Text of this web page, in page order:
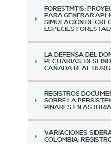
FORESTMTIS:
PARA GENERAR
SIMULACIÓN DE
ESPECIES
LA DEFENSA DEL
PECUARIAS:
CAÑADA REAL
REGISTROS
SOBRE LA
PINARES EN
VARIACIONES
COLOMBIA: